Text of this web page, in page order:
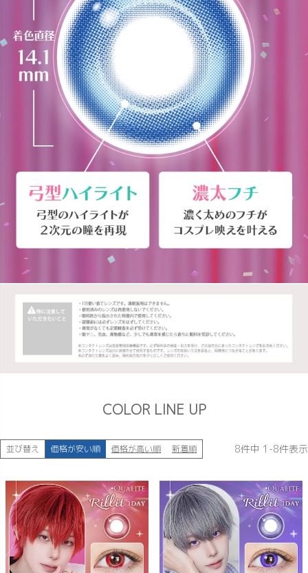
COLOR LINE UP
並び替え 価格が安い順 価格が高い順 新着順 8件中 1 -8件表示